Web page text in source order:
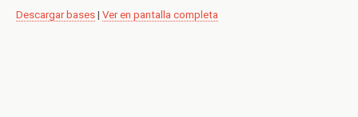
Descargar bases | Ver en pantalla completa